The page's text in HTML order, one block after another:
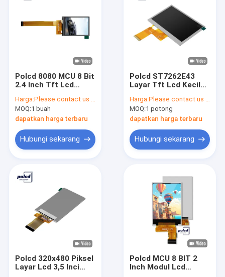
Polcd 8080 MCU 8 Bit
2.4 Inch Tft Lcd
Untuk Komersial
Harga:Please contact us for latest price
MOQ:1 buah
dapatkan harga terbaru
Hubungi sekarang
Polcd ST7262E43
Layar Tft Lcd Kecil
Tft Lcd 800x480
Harga:Please contact us for latest price
MOQ:1 potong
dapatkan harga terbaru
Hubungi sekarang
Polcd 320x480 Piksel
Layar Lcd 3,5 Inci
Polcd MCU 8 BIT 2
Inch Modul Lcd